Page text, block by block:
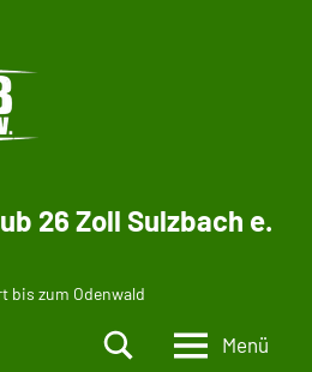
26 Zoll Sulzbach e.
bis zum Odenwald
Menü